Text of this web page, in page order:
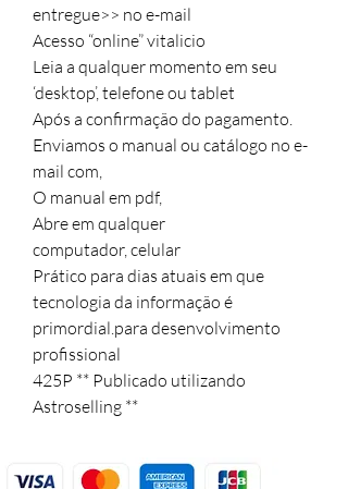
entregue>> no e-mail
Acesso “online” vitalicio
Leia a qualquer momento em seu
‘desktop’, telefone ou tablet
Após a confirmação do pagamento.
Enviamos o manual ou catálogo no e-
mail com,
O manual em pdf,
Abre em qualquer
computador, celular
Prático para dias atuais em que
tecnologia da informação é
primordial.para desenvolvimento
profissional
425P ** Publicado utilizando
Astroselling **